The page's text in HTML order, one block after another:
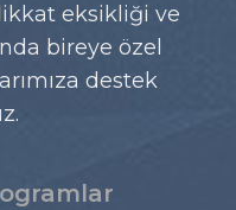
eksikliği ve
bireye özel
destek